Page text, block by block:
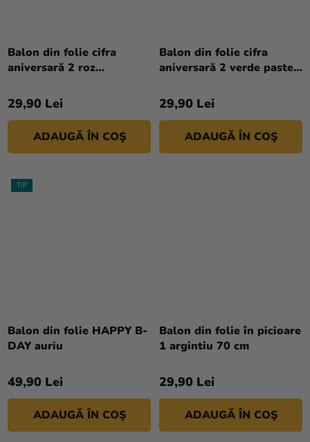
Balon din folie cifra
aniversară 2 roz
29,90 Lei
ADAUGĂ ÎN COŞ
Balon din folie cifra
aniversară 2 verde pastel
29,90 Lei
ADAUGĂ ÎN COŞ
TIP
Balon din folie HAPPY B-
DAY auriu
49,90 Lei
ADAUGĂ ÎN COŞ
Balon din folie în picioare
1 argintiu 70 cm
29,90 Lei
ADAUGĂ ÎN COŞ